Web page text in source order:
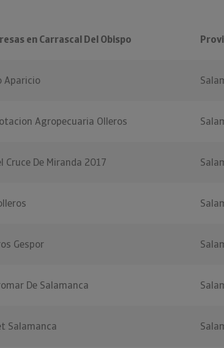
en Carrascal Del Obispo
Aparicio
Agropecuaria Olleros
Cruce De Miranda 2017
Gespor
De Salamanca
Salamanca